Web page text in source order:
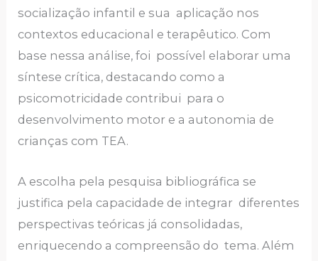
socialização infantil e sua aplicação nos
contextos educacional e terapêutico. Com
base nessa análise, foi possível elaborar uma
síntese crítica, destacando como a
psicomotricidade contribui para o
desenvolvimento motor e a autonomia de
crianças com TEA.
A escolha pela pesquisa bibliográfica se
justifica pela capacidade de integrar diferentes
perspectivas teóricas já consolidadas,
enriquecendo a compreensão do tema. Além